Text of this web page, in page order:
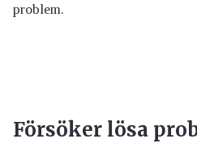
problem.
Försöker lösa